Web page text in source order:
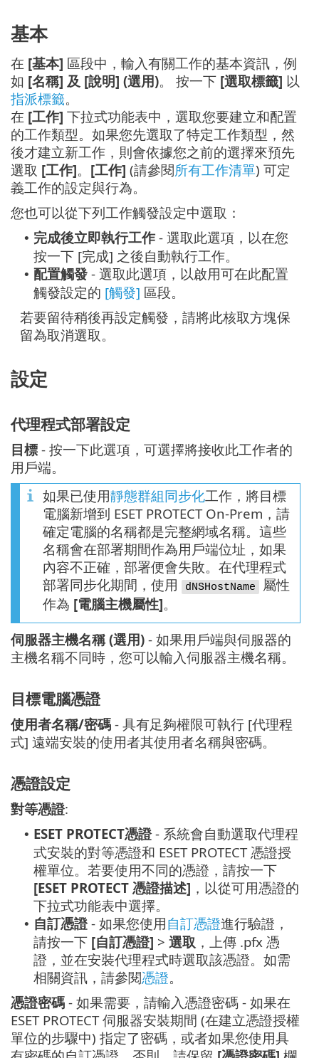
基本
在 [基本] 區段中，輸入有關工作的基本資訊，例
如 [名稱] 及 [說明] (選用)。 按一下 [選取標籤] 以
指派標籤。
在 [工作] 下拉式功能表中，選取您要建立和配置
的工作類型。如果您先選取了特定工作類型，然
後才建立新工作，則會依據您之前的選擇來預先
選取 [工作]。 [工作] (請參閱所有工作清單) 可定
義工作的設定與行為。
您也可以從下列工作觸發設定中選取：
• 完成後立即執行工作 - 選取此選項，以在您
按一下 [完成] 之後自動執行工作。
• 配置觸發 - 選取此選項，以啟用可在此配置
觸發設定的 [觸發] 區段。
若要留待稍後再設定觸發，請將此核取方塊保
留為取消選取。
設定
代理程式部署設定
目標 - 按一下此選項，可選擇將接收此工作者的
用戶端。
如果已使用靜態群組同步化工作，將目標
電腦新增到 ESET PROTECT On-Prem，請
確定電腦的名稱都是完整網域名稱。這些
名稱會在部署期間作為用戶端位址，如果
內容不正確，部署便會失敗。在代理程式
部署同步化期間，使用
dNSHostName
屬性
作為 [電腦主機屬性]。
伺服器主機名稱 (選用) - 如果用戶端與伺服器的
主機名稱不同時，您可以輸入伺服器主機名稱。
目標電腦憑證
使用者名稱/密碼 - 具有足夠權限可執行 [代理程
式] 遠端安裝的使用者其使用者名稱與密碼。
憑證設定
對等憑證:
• ESET PROTECT憑證- 系統會自動選取代理程
式安裝的對等憑證和 ESET PROTECT 憑證授
權單位。若要使用不同的憑證，請按一下
[ESET PROTECT 憑證描述] ，以從可用憑證的
下拉式功能表中選擇。
• 自訂憑證- 如果您使用自訂憑證進行驗證，
請按一下 [自訂憑證] > 選取 ，上傳 .pfx 憑
證，並在安裝代理程式時選取該憑證。如需
相關資訊，請參閱憑證。
憑證密碼 - 如果需要，請輸入憑證密碼 - 如果在
ESET PROTECT 伺服器安裝期間 (在建立憑證授權
單位的步驟中) 指定了密碼，或者如果您使用具